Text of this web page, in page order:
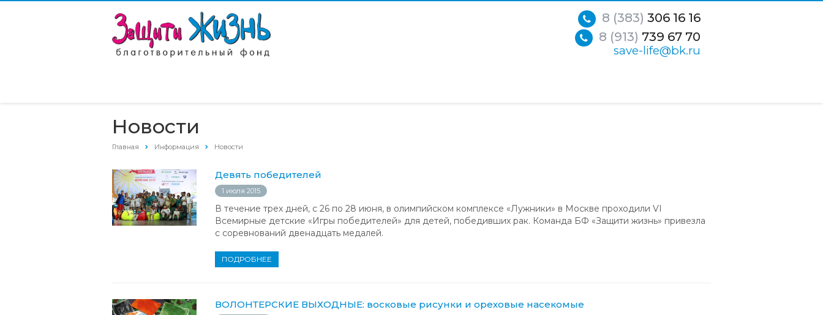
8 (383) 306 16 16
8 (913) 739 67 70
save-life@bk.ru
Новости
Главная Информация Новости
Девять победителей
1 июля 2015
В течение трех дней, с 26 по 28 июня, в олимпийском комплексе «Лужники» в Москве проходили VI
Всемирные детские «Игры победителей» для детей, победивших рак. Команда БФ «Защити жизнь» привезла
с соревнований двенадцать медалей.
ПОДРОБНЕЕ
ВОЛОНТЕРСКИЕ ВЫХОДНЫЕ: восковые рисунки и ореховые насекомые